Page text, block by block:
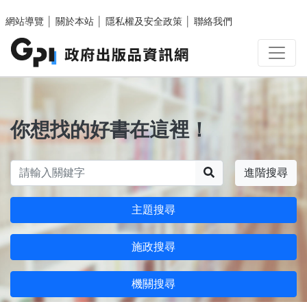
網站導覽
關於本站 隱私權及安全政策 聯絡我們
你想找的好書在這裡！
進階搜尋
主題搜尋
施政搜尋
機關搜尋